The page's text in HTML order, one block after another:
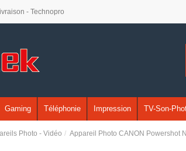
- Technopro
Gaming Téléphonie Impression TV-Son-
Photo - Vidéo Appareil Photo CANON Powershot